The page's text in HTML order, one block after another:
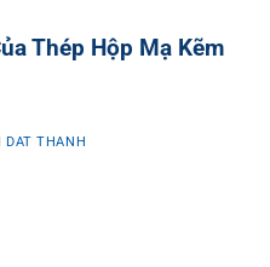
Thép Hộp Mạ Kẽm
DAT THANH